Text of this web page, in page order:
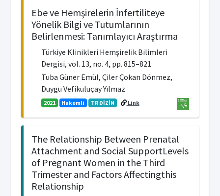
Ebe ve Hemşirelerin İnfertiliteye
Yönelik Bilgi ve Tutumlarının
Belirlenmesi: Tanımlayıcı Araştırma
Türkiye Klinikleri Hemşirelik Bilimleri
Dergisi, vol. 13, no. 4, pp. 815–821
Tuba Güner Emül, Çiler Çokan Dönmez,
Duygu Vefikuluçay Yılmaz
2021 Hakemli TR DİZİN Link
The Relationship Between Prenatal
Attachment and Social SupportLevels
of Pregnant Women in the Third
Trimester and Factors Affectingthis
Relationship